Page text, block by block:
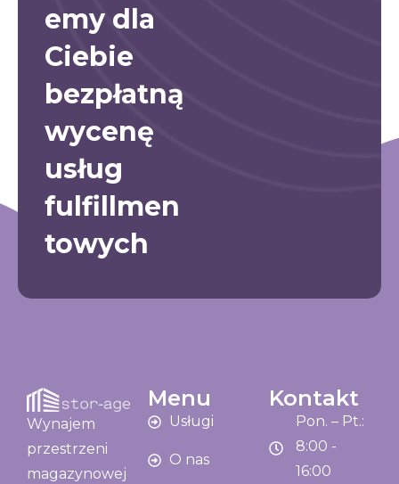
emy dla
Ciebie
bezpłatną
wycenę
usług
fulfillmen
towych
Wynajem
przestrzeni
magazynowej
Menu
Usługi
O nas
Kontakt
Pon. – Pt.:
8:00 -
16:00